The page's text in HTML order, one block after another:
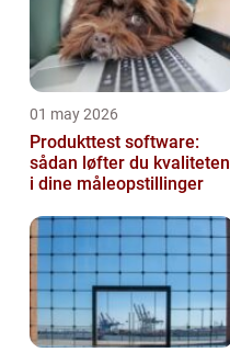
01 may 2026
Produkttest software:
sådan løfter du kvaliteten
i dine måleopstillinger